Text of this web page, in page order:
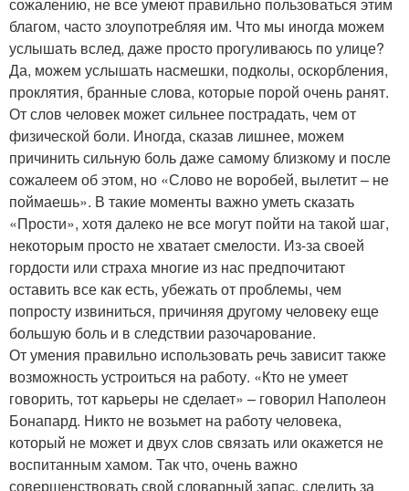
благом, часто злоупотребляя им. Что мы иногда можем
услышать вслед, даже просто прогуливаюсь по улице?
Да, можем услышать насмешки, подколы, оскорбления,
проклятия, бранные слова, которые порой очень ранят.
От слов человек может сильнее пострадать, чем от
физической боли. Иногда, сказав лишнее, можем
причинить сильную боль даже самому близкому и после
сожалеем об этом, но «Слово не воробей, вылетит – не
поймаешь». В такие моменты важно уметь сказать
«Прости», хотя далеко не все могут пойти на такой шаг,
некоторым просто не хватает смелости. Из-за своей
гордости или страха многие из нас предпочитают
оставить все как есть, убежать от проблемы, чем
попросту извиниться, причиняя другому человеку еще
большую боль и в следствии разочарование.
От умения правильно использовать речь зависит также
возможность устроиться на работу. «Кто не умеет
говорить, тот карьеры не сделает» – говорил Наполеон
Бонапард. Никто не возьмет на работу человека,
который не может и двух слов связать или окажется не
воспитанным хамом. Так что, очень важно
совершенствовать свой словарный запас, следить за